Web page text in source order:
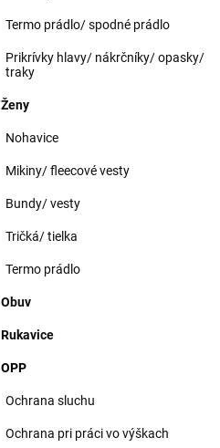
Termo prádlo/ spodné prádlo
Prikrívky hlavy/ nákrčníky/ opasky/
traky
Ženy
Nohavice
Mikiny/ fleecové vesty
Bundy/ vesty
Tričká/ tielka
Termo prádlo
Obuv
Rukavice
OPP
Ochrana sluchu
Ochrana pri práci vo výškach